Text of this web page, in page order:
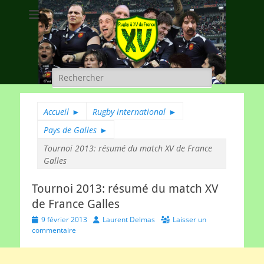
Rugby à XV de
France
A chacun son rugby
Rechercher :
Accueil ► Rugby international ►
Pays de Galles ►
Tournoi 2013: résumé du match XV de France
Galles
Tournoi 2013: résumé du match XV
de France Galles
Posted
on
9 février 2013 AuthorLaurent Delmas
Laisser un
commentaire